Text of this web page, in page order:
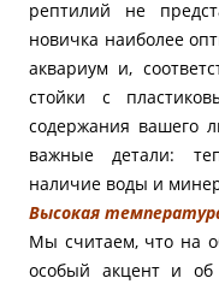
рептилий не
новичка наиболее
аквариум и,
стойки с
содержания вашего
важные детали:
наличие воды и
Высокая
Мы считаем, что на
особый акцент и